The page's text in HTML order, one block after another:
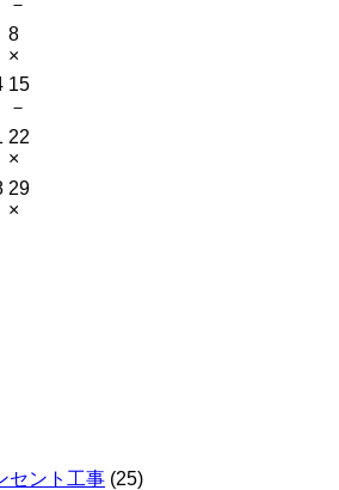
－
8
×
15
－
22
×
29
×
セント工事 (25)